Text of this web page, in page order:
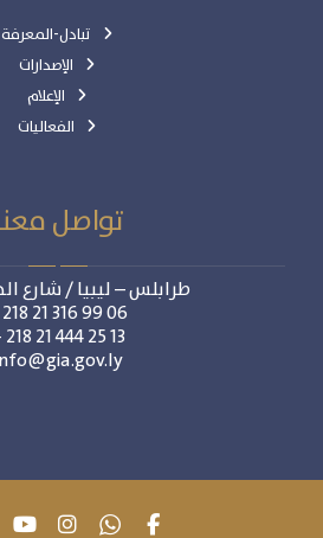
تبادل-المعرفة
الإصدارات
الإعلام
الفعاليات
تواصل
طرابلس – ليبيا / شارع
06 99 316 21 218 +
13 25 444 21 218 +